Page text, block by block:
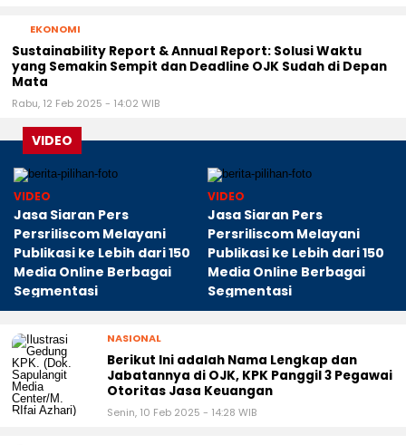
EKONOMI
Sustainability Report & Annual Report: Solusi Waktu
yang Semakin Sempit dan Deadline OJK Sudah di Depan
Mata
Rabu, 12 Feb 2025 - 14:02 WIB
VIDEO
VIDEO
Jasa Siaran Pers
Persriliscom Melayani
Publikasi ke Lebih dari 150
Media Online Berbagai
Segmentasi
VIDEO
Jasa Siaran Pers
Persriliscom Melayani
Publikasi ke Lebih dari 150
Media Online Berbagai
Segmentasi
NASIONAL
Berikut Ini adalah Nama Lengkap dan
Jabatannya di OJK, KPK Panggil 3 Pegawai
Otoritas Jasa Keuangan
Senin, 10 Feb 2025 - 14:28 WIB